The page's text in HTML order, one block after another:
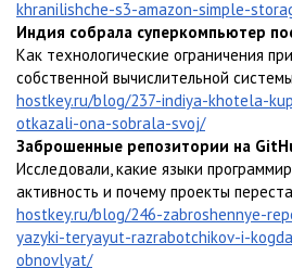
khranilishche-s3-amazon-simple-
Индия собрала суперкомпьютер
Как технологические ограничения
собственной вычислительной
hostkey.ru/blog/237-indiya-khotela-
otkazali-ona-sobrala-svoj/
Заброшенные репозитории на
Исследовали, какие языки
активность и почему проекты
hostkey.ru/blog/246-zabroshennye-
yazyki-teryayut-razrabotchikov-i-
obnovlyat/